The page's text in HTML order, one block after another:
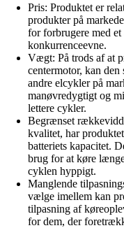
Pris: Produktet er
produkter på
for forbrugere med
konkurrenceevne.
Vægt: På trods af at
centermotor, kan
andre elcykler på
manøvredygtigt og
lettere cykler.
Begrænset
kvalitet, har
batteriets kapacitet.
brug for at køre
cyklen hyppigt.
Manglende
vælge imellem kan
tilpasning af
for dem, der